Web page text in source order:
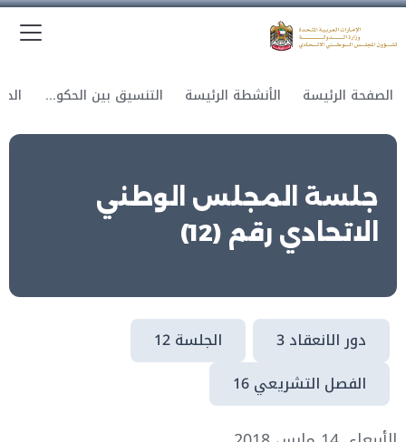
الصفحة الرئيسة الأنشطة الرئيسة التنسيق بين الحكومة والمجلس
جلسة المجلس الوطني
الاتحادي رقم (12)
دور الانعقاد 3
الجلسة 12
الفصل التشريعي 16